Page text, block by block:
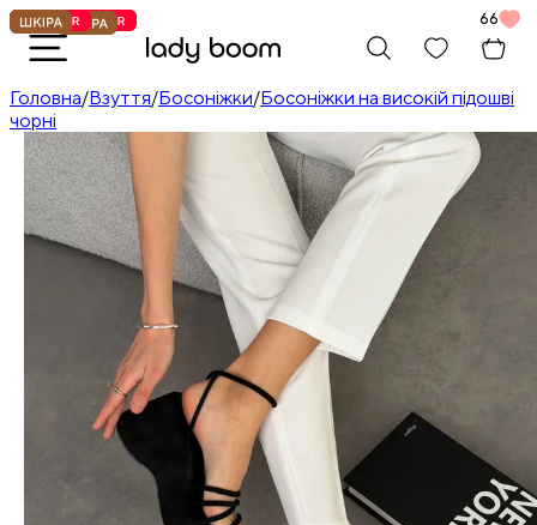
Головна/Взуття/Босоніжки/Босоніжки на високій підошві
чорні
66